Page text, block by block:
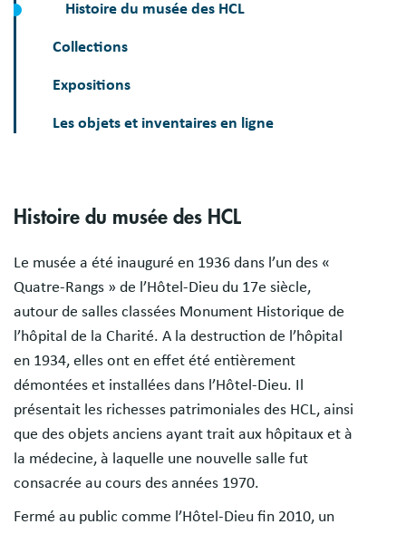
Histoire du musée des HCL
Collections
Expositions
Les objets et inventaires en ligne
Histoire du musée des HCL
Le musée a été inauguré en 1936 dans l’un des «
Quatre-Rangs » de l’Hôtel-Dieu du 17e siècle,
autour de salles classées Monument Historique de
l’hôpital de la Charité. A la destruction de l’hôpital
en 1934, elles ont en effet été entièrement
démontées et installées dans l’Hôtel-Dieu. Il
présentait les richesses patrimoniales des HCL, ainsi
que des objets anciens ayant trait aux hôpitaux et à
la médecine, à laquelle une nouvelle salle fut
consacrée au cours des années 1970.
Fermé au public comme l’Hôtel-Dieu fin 2010, un